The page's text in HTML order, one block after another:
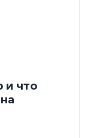
и что